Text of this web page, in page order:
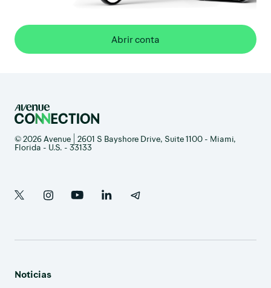
Abrir conta
© 2026 Avenue | 2601 S Bayshore Drive, Suite 1100 - Miami,
Florida - U.S. - 33133
Noticias